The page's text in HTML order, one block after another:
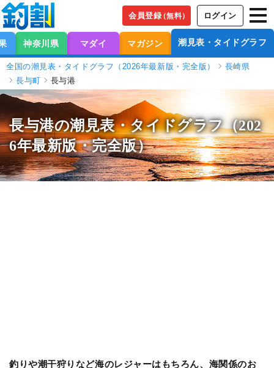
会員登録（無料） ログイン
神奈川県 マダイ マガジン 潮見表・タイドグラフ
全国の潮見表・タイドグラフ（2026年最新版・完全版）
長崎県
長与町
長与港
長与港の潮見表・タイドグラフ（202
6年最新版・完全版）
釣りや潮干狩りなど海のレジャーはもちろん、海関係のお